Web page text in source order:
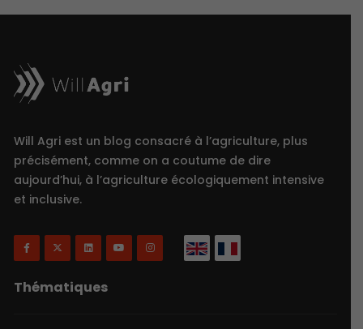
Will Agri est un blog consacré à l’agriculture, plus
précisément, comme on a coutume de dire
aujourd’hui, à l’agriculture écologiquement intensive
et inclusive.
Thématiques